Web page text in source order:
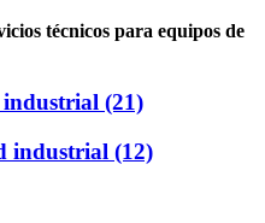
técnicos para equipos de
(21)
industrial (12)